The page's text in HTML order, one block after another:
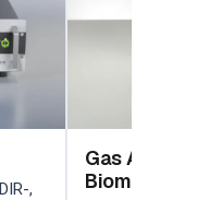
,
Gas Analyzer
Biomethan